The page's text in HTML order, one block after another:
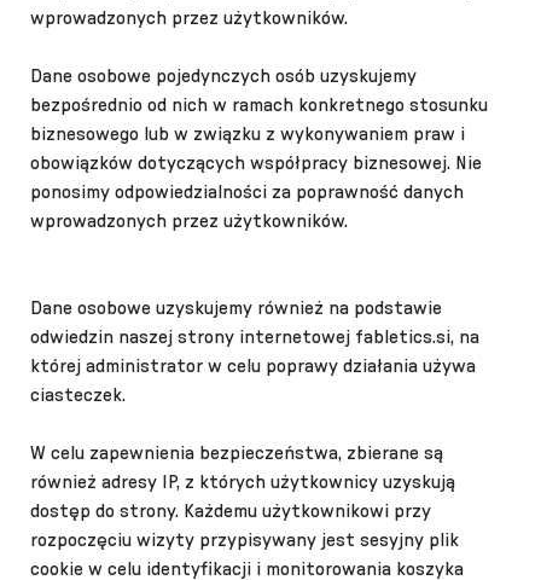
wprowadzonych przez użytkowników.
Dane osobowe pojedynczych osób uzyskujemy
bezpośrednio od nich w ramach konkretnego stosunku
biznesowego lub w związku z wykonywaniem praw i
obowiązków dotyczących współpracy biznesowej. Nie
ponosimy odpowiedzialności za poprawność danych
wprowadzonych przez użytkowników.
Dane osobowe uzyskujemy również na podstawie
odwiedzin naszej strony internetowej fabletics.si, na
której administrator w celu poprawy działania używa
ciasteczek.
W celu zapewnienia bezpieczeństwa, zbierane są
również adresy IP, z których użytkownicy uzyskują
dostęp do strony. Każdemu użytkownikowi przy
rozpoczęciu wizyty przypisywany jest sesyjny plik
cookie w celu identyfikacji i monitorowania koszyka